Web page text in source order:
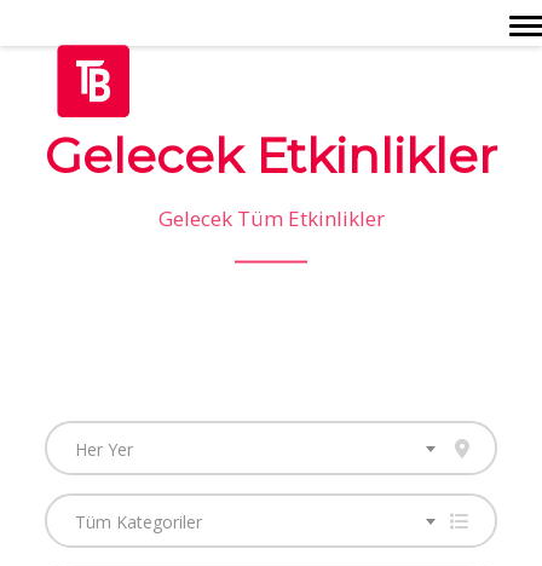
Gelecek Etkinlikler
Gelecek Tüm Etkinlikler
Her Yer
Tüm Kategoriler